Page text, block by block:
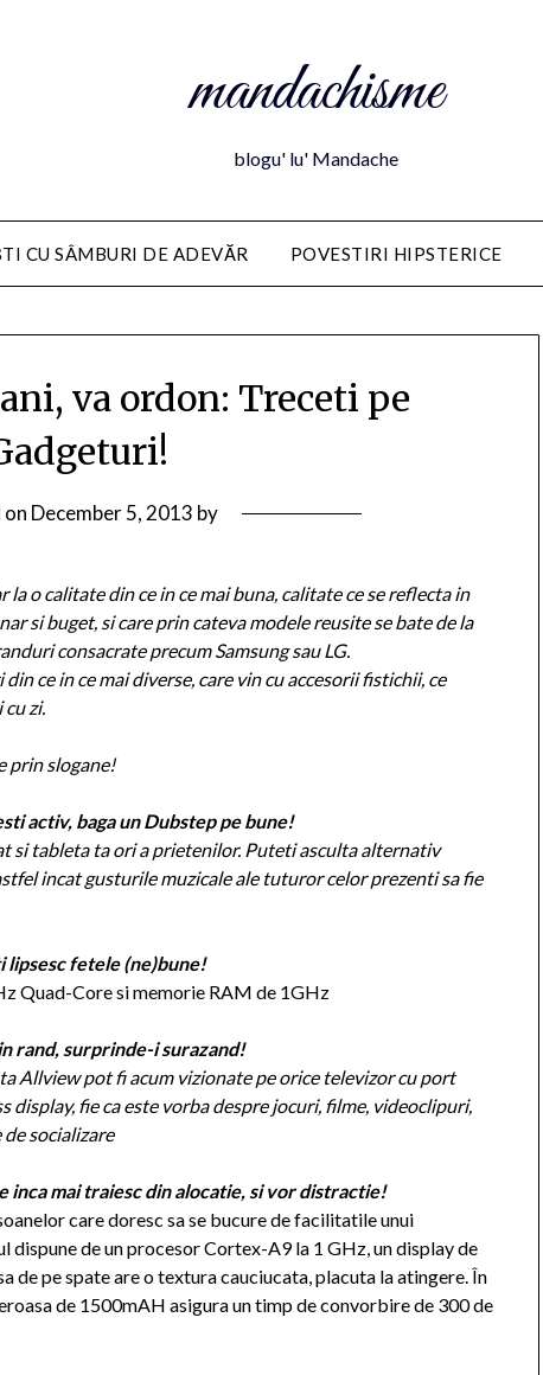
mandachisme
blogu' lu' Mandache
CU SÂMBURI DE ADEVĂR POVESTIRI HIPSTERICE
va ordon: Treceti pe
on December 5, 2013 by
o calitate din ce in ce mai buna, calitate ce se reflecta in
si buget, si care prin cateva modele reusite se bate de la
consacrate precum Samsung sau LG.
ce in ce mai diverse, care vin cu accesorii fistichii, ce
zi.
prin slogane!
activ, baga un Dubstep pe bune!
si tableta ta ori a prietenilor. Puteti asculta alternativ
incat gusturile muzicale ale tuturor celor prezenti sa fie
lipsesc fetele (ne)bune!
Quad-Core si memorie RAM de 1GHz
rand, surprinde-i surazand!
Allview pot fi acum vizionate pe orice televizor cu port
fie ca este vorba despre jocuri, filme, videoclipuri,
socializare
mai traiesc din alocatie, si vor distractie!
care doresc sa se bucure de facilitatile unui
de un procesor Cortex-A9 la 1 GHz, un display de
de pe spate are o textura cauciucata, placuta la atingere. În
de 1500mAH asigura un timp de convorbire de 300 de